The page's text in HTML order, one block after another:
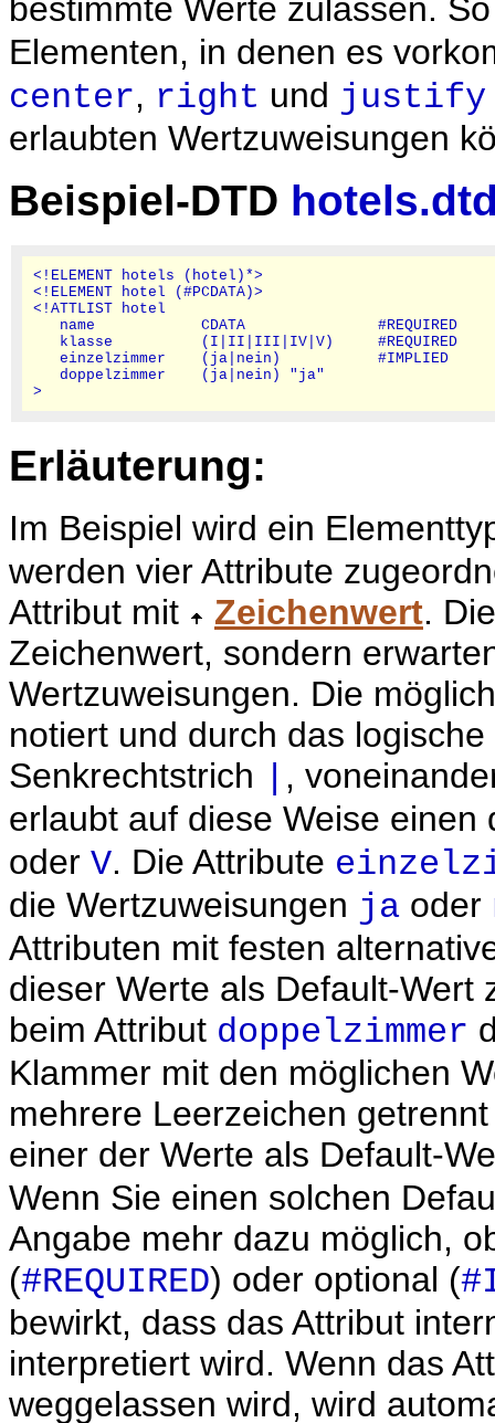
bestimmte Werte zulassen.
Elementen, in denen es
center, right und justify
erlaubten Wertzuweisungen
Beispiel-DTD
<!ELEMENT hotels (hotel)*>
<!ELEMENT hotel (#PCDATA)>
<!ATTLIST hotel
   name            CDATA               #REQUIRED
   klasse          (I|II|III|IV|V)     #REQUIRED
   einzelzimmer    (ja|nein)           #IMPLIED
   doppelzimmer    (ja|nein) "ja"
Erläuterung:
Im Beispiel wird ein
werden vier Attribute
Attribut mit
Zeichenwert.
Zeichenwert, sondern
Wertzuweisungen. Die
notiert und durch das
Senkrechtstrich
,
erlaubt auf diese Weise
oder V. Die Attribute
die Wertzuweisungen ja oder
Attributen mit festen
dieser Werte als Default-Wert
beim Attribut doppelzimmer
Klammer mit den möglichen
mehrere Leerzeichen
einer der Werte als Default-
Wenn Sie einen solchen
Angabe mehr dazu möglich,
(#REQUIRED) oder optional (
bewirkt, dass das Attribut
interpretiert wird. Wenn das
weggelassen wird, wird